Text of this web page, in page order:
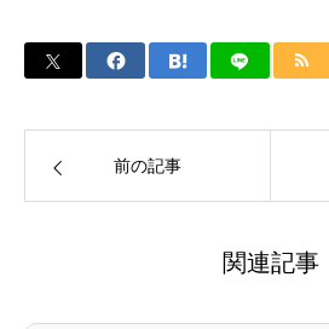
前の記事
関連記事